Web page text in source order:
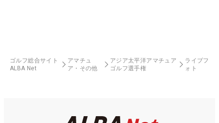
ゴルフ総合サイト
ALBA Net
アマチュ
ア・その他
アジア太平洋アマチュア
ゴルフ選手権
ライブフ
ォト